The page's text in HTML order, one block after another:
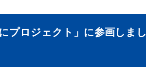
プロジェクト」に参画しまし